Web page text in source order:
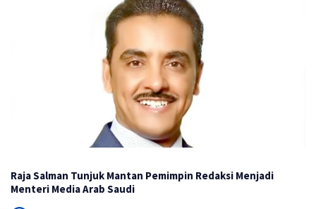
Raja Salman Tunjuk Mantan Pemimpin Redaksi Menjadi
Menteri Media Arab Saudi